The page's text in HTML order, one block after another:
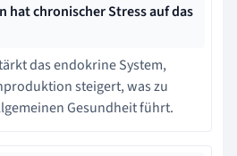
hat chronischer Stress auf das
das endokrine System,
steigert, was zu
Gesundheit führt.